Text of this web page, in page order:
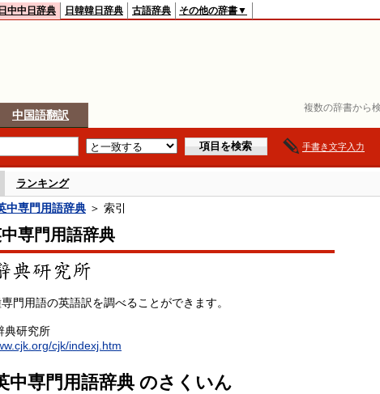
複数の辞書から
日中中日辞典 日韓韓日辞典 古語辞典 その他の辞書▼
中国語翻訳
手書き文字入力
ランキング
中専門用語辞典 ＞ 索引
専門用語辞典
門用語の英語訳を調べることができます。
典研究所
cjk/indexj.htm
中専門用語辞典 のさくいん